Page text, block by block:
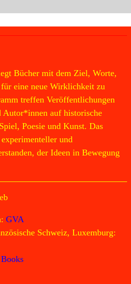
Bücher mit dem Ziel, Worte,
eine neue Wirklichkeit zu
treffen Veröffentlichungen
auf historische
Poesie und Kunst. Das
und
der Ideen in Bewegung
GVA
Schweiz, Luxemburg: